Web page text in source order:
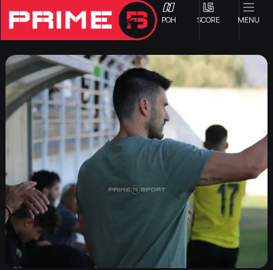
ΡΟΗ SCORE MENU
ΟΦΗ
Γ ΕΘΝΙΚΗ
Α1 ΕΠΣΗ
Α2 ΕΠΣΗ
Β1 ΕΠΣΗ
Β2 ΕΠΣΗ